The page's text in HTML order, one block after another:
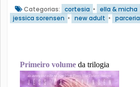
Categorias: cortesia • ella & micha
jessica sorensen • new adult • parceria
Primeiro volumeda trilogia